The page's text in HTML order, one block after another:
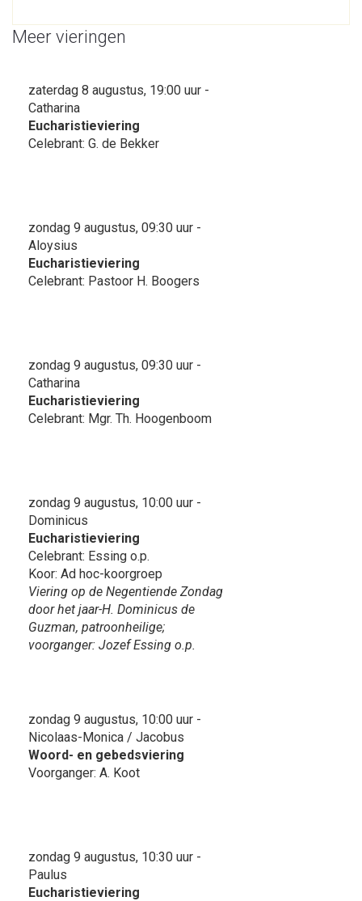
Meer vieringen
zaterdag 8 augustus, 19:00 uur -
Catharina
Eucharistieviering
Celebrant: G. de Bekker
zondag 9 augustus, 09:30 uur -
Aloysius
Eucharistieviering
Celebrant: Pastoor H. Boogers
zondag 9 augustus, 09:30 uur -
Catharina
Eucharistieviering
Celebrant: Mgr. Th. Hoogenboom
zondag 9 augustus, 10:00 uur -
Dominicus
Eucharistieviering
Celebrant: Essing o.p.
Koor: Ad hoc-koorgroep
Viering op de Negentiende Zondag
door het jaar-H. Dominicus de
Guzman, patroonheilige;
voorganger: Jozef Essing o.p.
zondag 9 augustus, 10:00 uur -
Nicolaas-Monica / Jacobus
Woord- en gebedsviering
Voorganger: A. Koot
zondag 9 augustus, 10:30 uur -
Paulus
Eucharistieviering